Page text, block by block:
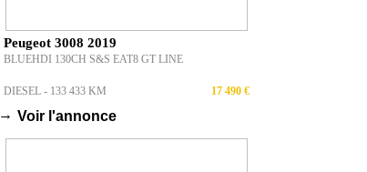
Peugeot 3008 2019
BLUEHDI 130CH S&S EAT8 GT LINE
DIESEL - 133 433 KM 17 490 €
→ Voir l'annonce